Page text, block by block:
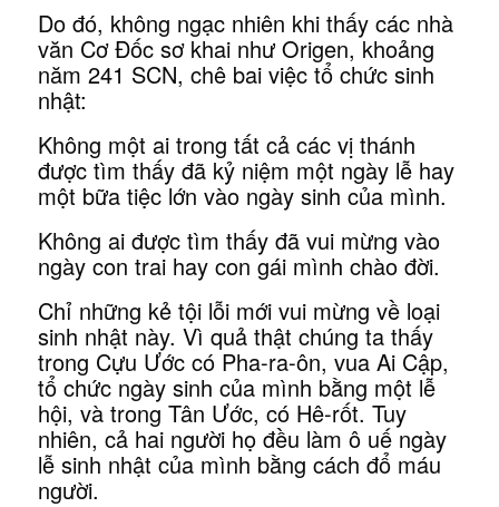
Do đó, không ngạc nhiên khi thấy các nhà
văn Cơ Đốc sơ khai như Origen, khoảng
năm 241 SCN, chê bai việc tổ chức sinh
nhật:
Không một ai trong tất cả các vị thánh
được tìm thấy đã kỷ niệm một ngày lễ hay
một bữa tiệc lớn vào ngày sinh của mình.
Không ai được tìm thấy đã vui mừng vào
ngày con trai hay con gái mình chào đời.
Chỉ những kẻ tội lỗi mới vui mừng về loại
sinh nhật này. Vì quả thật chúng ta thấy
trong Cựu Ước có Pha-ra-ôn, vua Ai Cập,
tổ chức ngày sinh của mình bằng một lễ
hội, và trong Tân Ước, có Hê-rốt. Tuy
nhiên, cả hai người họ đều làm ô uế ngày
lễ sinh nhật của mình bằng cách đổ máu
người.